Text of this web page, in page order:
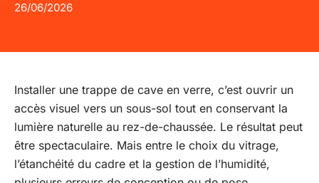
26/06/2026
Installer une trappe de cave en verre, c’est ouvrir un
accès visuel vers un sous-sol tout en conservant la
lumière naturelle au rez-de-chaussée. Le résultat peut
être spectaculaire. Mais entre le choix du vitrage,
l’étanchéité du cadre et la gestion de l’humidité,